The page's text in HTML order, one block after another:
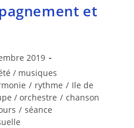
et
2019
/ musiques
/ rythme / Ile de
/ orchestre / chanson
/ séance